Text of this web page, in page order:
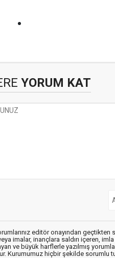
YORUM KAT
editör onayından geçtikten
imalar, inançlara saldırı içeren,
ve büyük harflerle yazılmış
Kurumumuz hiçbir şekilde sorumlu